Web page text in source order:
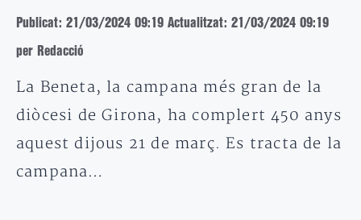
Publicat: 21/03/2024 09:19 Actualitzat: 21/03/2024 09:19
per Redacció
La Beneta, la campana més gran de la
diòcesi de Girona, ha complert 450 anys
aquest dijous 21 de març. Es tracta de la
campana…